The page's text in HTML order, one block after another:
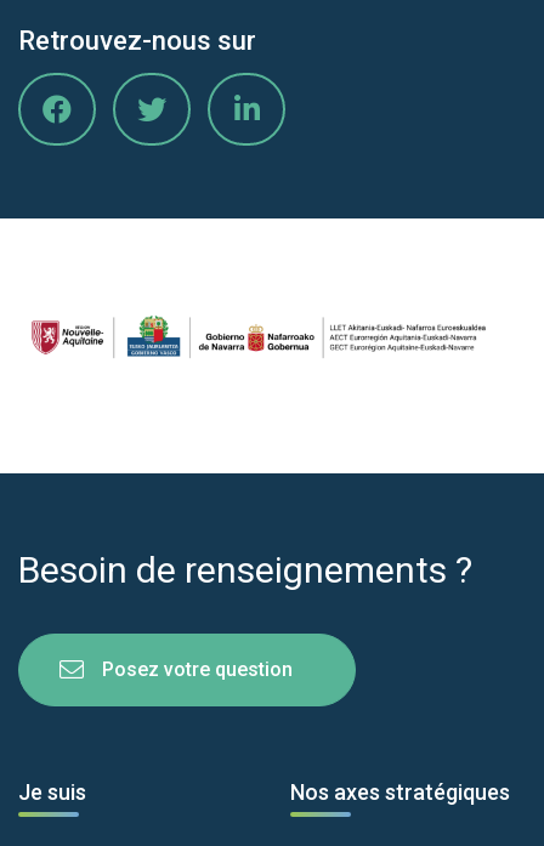
Retrouvez-nous sur
Besoin de renseignements ?
Posez votre question
Je suis Nos axes stratégiques